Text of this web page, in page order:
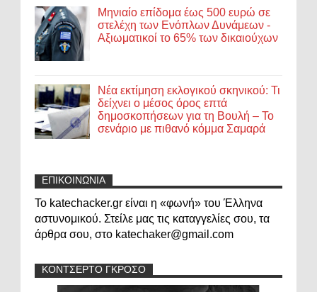
Μηνιαίο επίδομα έως 500 ευρώ σε
στελέχη των Ενόπλων Δυνάμεων -
Αξιωματικοί το 65% των δικαιούχων
Νέα εκτίμηση εκλογικού σκηνικού: Τι
δείχνει ο μέσος όρος επτά
δημοσκοπήσεων για τη Βουλή – Το
σενάριο με πιθανό κόμμα Σαμαρά
ΕΠΙΚΟΙΝΩΝΙΑ
Το katechacker.gr είναι η «φωνή» του Έλληνα
αστυνομικού. Στείλε μας τις καταγγελίες σου, τα
άρθρα σου, στο katechaker@gmail.com
ΚΟΝΤΣΕΡΤΟ ΓΚΡΟΣΟ